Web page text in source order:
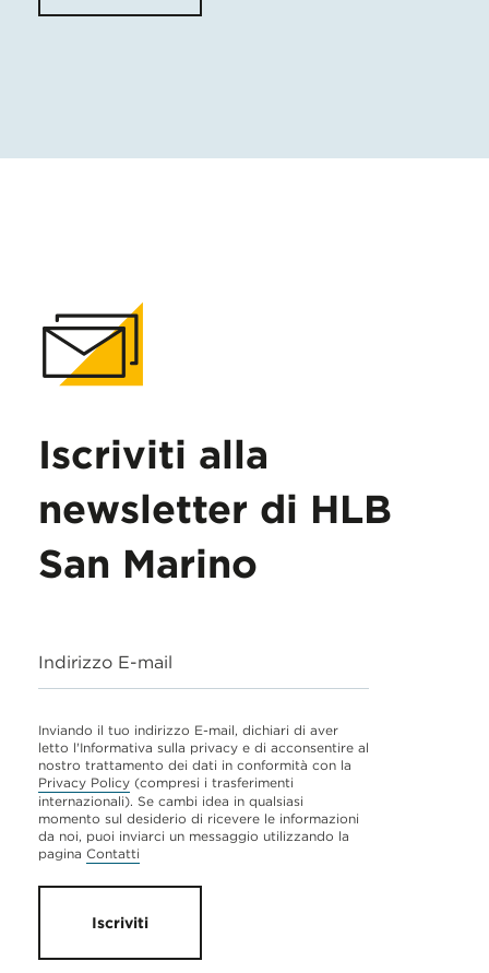
Iscriviti alla
newsletter di HLB
San Marino
Indirizzo E-mail
Inviando il tuo indirizzo E-mail, dichiari di aver
letto l'Informativa sulla privacy e di acconsentire al
nostro trattamento dei dati in conformità con la
Privacy Policy (compresi i trasferimenti
internazionali). Se cambi idea in qualsiasi
momento sul desiderio di ricevere le informazioni
da noi, puoi inviarci un messaggio utilizzando la
pagina Contatti
Iscriviti